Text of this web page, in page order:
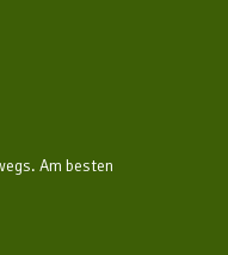
Am besten